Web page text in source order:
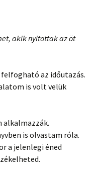
akik nyitottak az öt
az időutazás.
is volt velük
alkalmazzák.
is olvastam róla.
a jelenlegi éned